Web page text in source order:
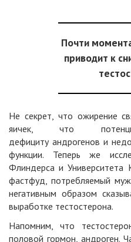
Почти
приводит к
Не секрет, что ожирение
яичек, что
дефициту андрогенов и
функции. Теперь же
Флиндерса и
фастфуд, потребляемый
негативным образом
выработке тестостерона.
Напомним, что
половой гормон , андроген.